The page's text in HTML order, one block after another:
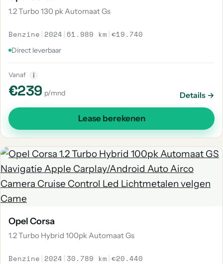
1.2 Turbo 130 pk Automaat Gs
Benzine | 2024 | 61.989 km |€19.740
Direct leverbaar
Vanaf i
€239 p/mnd Details →
Lease berekenen
Opel Corsa
1.2 Turbo Hybrid 100pk Automaat Gs
Benzine | 2024 | 30.789 km |€20.440